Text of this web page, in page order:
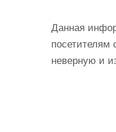
Данная
посетителям
неверную и